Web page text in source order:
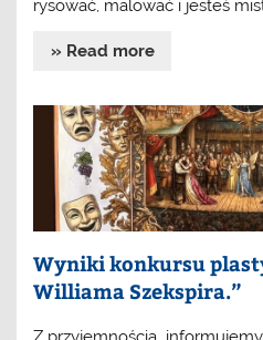
rysować, malować i jesteś
» Read more
Wyniki konkursu
Williama Szekspira.”